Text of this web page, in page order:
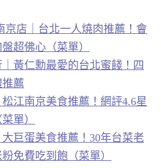
京店｜台北一人燒肉推薦！會
超佛心（菜單）
黃仁勳最愛的台北蜜餞！四
推薦
江南京美食推薦！網評4.6星
單）
巨蛋美食推薦！30年台菜老
免費吃到飽（菜單）